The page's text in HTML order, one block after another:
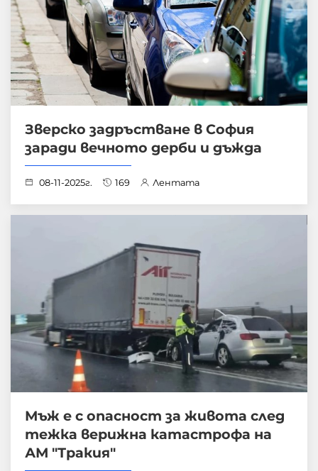
Зверско задръстване в София
заради вечното дерби и дъжда
08-11-2025г. 169 Лентата
Мъж е с опасност за живота след
тежка верижна катастрофа на
АМ "Тракия"